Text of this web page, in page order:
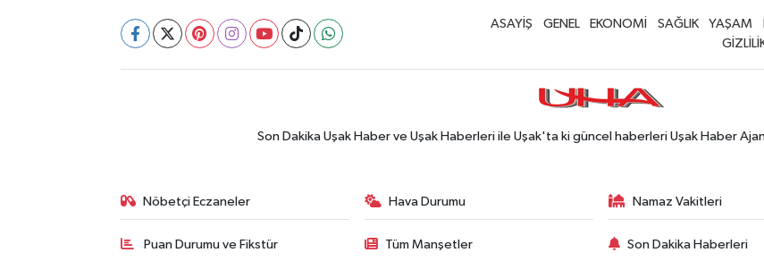
ASAYİŞ GENEL EKONOMİ SAĞLIK YAŞAM
Son Dakika Uşak Haber ve Uşak Haberleri ile Uşak'ta ki güncel haberleri Uşak Haber
Nöbetçi Eczaneler Hava Durumu Namaz Vakitleri
Puan Durumu ve Fikstür Tüm Manşetler Son Dakika Haberleri